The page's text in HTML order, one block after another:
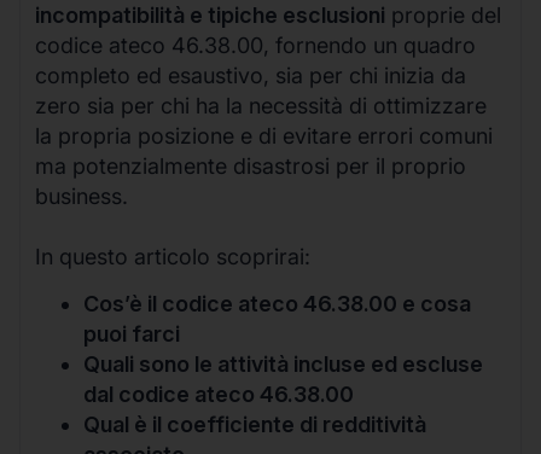
incompatibilità e tipiche esclusioni proprie del
codice ateco 46.38.00, fornendo un quadro
completo ed esaustivo, sia per chi inizia da
zero sia per chi ha la necessità di ottimizzare
la propria posizione e di evitare errori comuni
ma potenzialmente disastrosi per il proprio
business.
In questo articolo scoprirai:
Cos’è il codice ateco 46.38.00 e cosa
puoi farci
Quali sono le attività incluse ed escluse
dal codice ateco 46.38.00
Qual è il coefficiente di redditività